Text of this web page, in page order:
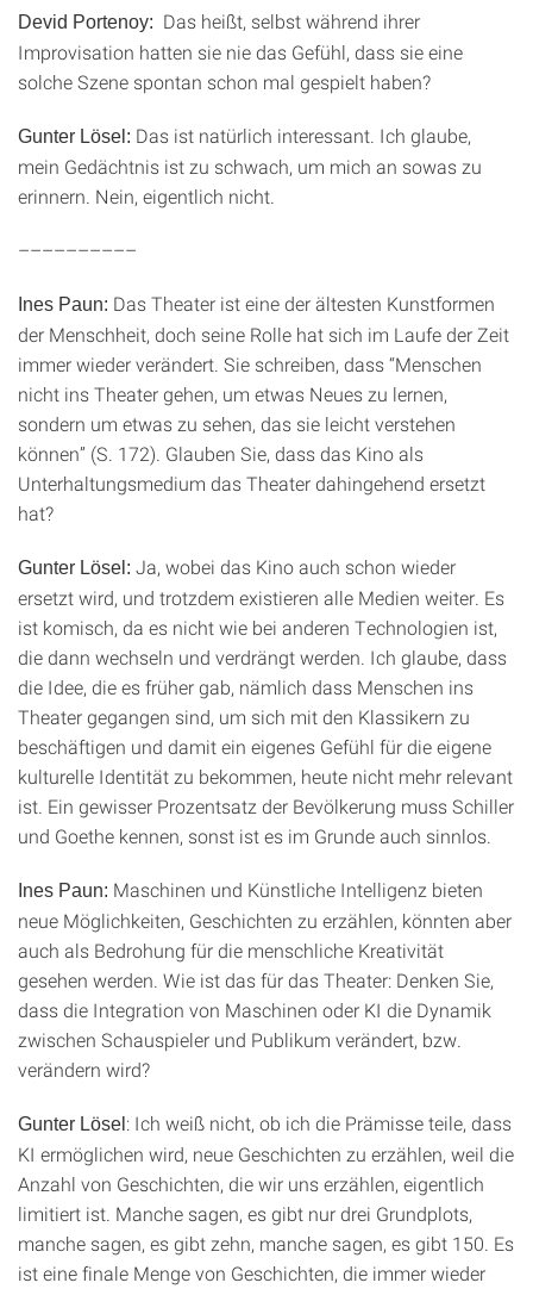
Devid Portenoy: Das heißt, selbst während ihrer
Improvisation hatten sie nie das Gefühl, dass sie eine
solche Szene spontan schon mal gespielt haben?
Gunter Lösel: Das ist natürlich interessant. Ich glaube,
mein Gedächtnis ist zu schwach, um mich an sowas zu
erinnern. Nein, eigentlich nicht.
––––––––––
Ines Paun: Das Theater ist eine der ältesten Kunstformen
der Menschheit, doch seine Rolle hat sich im Laufe der Zeit
immer wieder verändert. Sie schreiben, dass “Menschen
nicht ins Theater gehen, um etwas Neues zu lernen,
sondern um etwas zu sehen, das sie leicht verstehen
können” (S. 172). Glauben Sie, dass das Kino als
Unterhaltungsmedium das Theater dahingehend ersetzt
hat?
Gunter Lösel: Ja, wobei das Kino auch schon wieder
ersetzt wird, und trotzdem existieren alle Medien weiter. Es
ist komisch, da es nicht wie bei anderen Technologien ist,
die dann wechseln und verdrängt werden. Ich glaube, dass
die Idee, die es früher gab, nämlich dass Menschen ins
Theater gegangen sind, um sich mit den Klassikern zu
beschäftigen und damit ein eigenes Gefühl für die eigene
kulturelle Identität zu bekommen, heute nicht mehr relevant
ist. Ein gewisser Prozentsatz der Bevölkerung muss Schiller
und Goethe kennen, sonst ist es im Grunde auch sinnlos.
Ines Paun: Maschinen und Künstliche Intelligenz bieten
neue Möglichkeiten, Geschichten zu erzählen, könnten aber
auch als Bedrohung für die menschliche Kreativität
gesehen werden. Wie ist das für das Theater: Denken Sie,
dass die Integration von Maschinen oder KI die Dynamik
zwischen Schauspieler und Publikum verändert, bzw.
verändern wird?
Gunter Lösel : Ich weiß nicht, ob ich die Prämisse teile, dass
KI ermöglichen wird, neue Geschichten zu erzählen, weil die
Anzahl von Geschichten, die wir uns erzählen, eigentlich
limitiert ist. Manche sagen, es gibt nur drei Grundplots,
manche sagen, es gibt zehn, manche sagen, es gibt 150. Es
ist eine finale Menge von Geschichten, die immer wieder